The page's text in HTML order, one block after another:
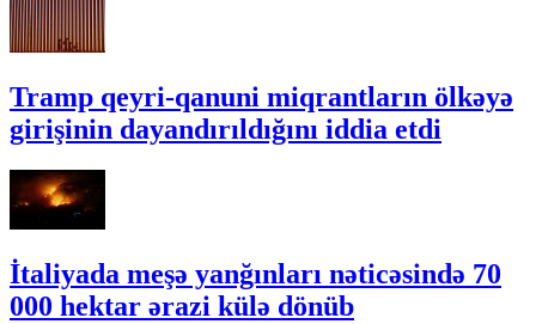
Tramp qeyri-qanuni miqrantların ölkəyə
girişinin dayandırıldığını iddia etdi
İtaliyada meşə yanğınları nəticəsində 70
000 hektar ərazi külə dönüb